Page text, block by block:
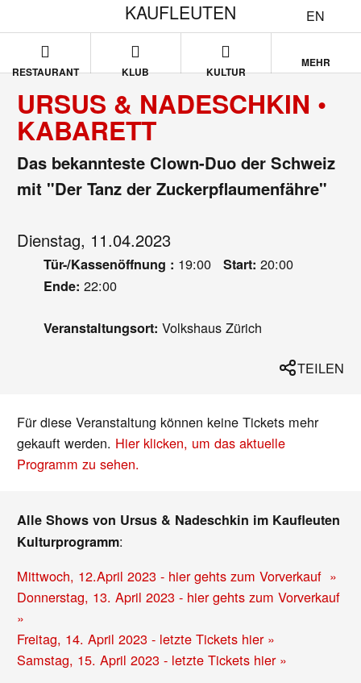
EN
KAUFLEUTEN
RESTAURANT KLUB KULTUR
MEHR
URSUS & NADESCHKIN •
KABARETT
Das bekannteste Clown-Duo der Schweiz
mit "Der Tanz der Zuckerpflaumenfähre"
Dienstag, 11.04.2023
Tür-/Kassenöffnung : 19:00 Start: 20:00
Ende: 22:00
Veranstaltungsort: Volkshaus Zürich
TEILEN
Für diese Veranstaltung können keine Tickets mehr
gekauft werden. Hier klicken, um das aktuelle
Programm zu sehen.
Alle Shows von Ursus & Nadeschkin im Kaufleuten
Kulturprogramm:
Mittwoch, 12.April 2023 - hier gehts zum Vorverkauf »
Donnerstag, 13. April 2023 - hier gehts zum Vorverkauf
»
Freitag, 14. April 2023 - letzte Tickets hier »
Samstag, 15. April 2023 - letzte Tickets hier »